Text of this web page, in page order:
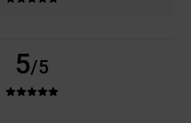
5/5